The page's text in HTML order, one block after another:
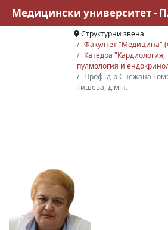
Структурни звена
Факултет "Медицина"
Катедра "Кардиология,
пулмология и
Проф. д-р Снежана
Тишева, д.м.н.
Медицински университет -